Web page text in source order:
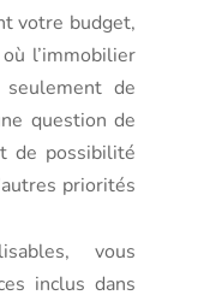
votre budget,
l’immobilier
de
question de
de possibilité
priorités
vous
inclus dans